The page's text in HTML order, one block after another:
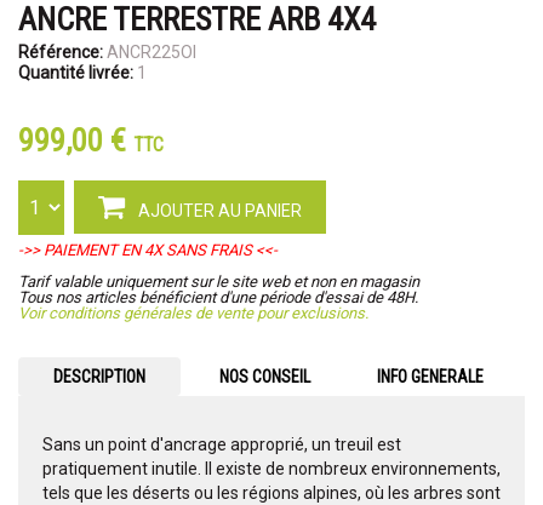
ANCRE TERRESTRE ARB 4X4
Référence: ANCR225OI
Quantité livrée: 1
999,00 € TTC
AJOUTER AU PANIER
->> PAIEMENT EN 4X SANS FRAIS <<-
Tarif valable uniquement sur le site web et non en magasin
Tous nos articles bénéficient d'une période d'essai de 48H.
Voir conditions générales de vente pour exclusions.
DESCRIPTION NOS CONSEIL INFO GENERALE
Sans un point d'ancrage approprié, un treuil est
pratiquement inutile. Il existe de nombreux environnements,
tels que les déserts ou les régions alpines, où les arbres sont